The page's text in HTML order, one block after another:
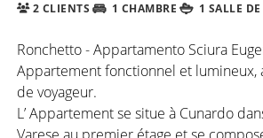
2 CLIENTS 1 CHAMBRE 1 SALLE
Ronchetto - Appartamento Sciura
Appartement fonctionnel et lumineux,
de voyageur.
L’ Appartement se situe à Cunardo